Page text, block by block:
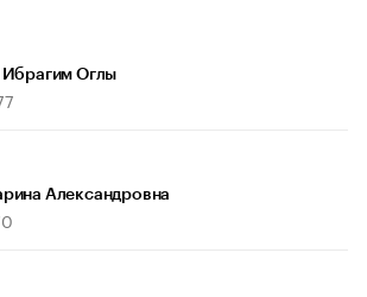
Ибрагим Оглы
Александровна